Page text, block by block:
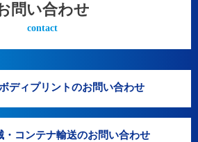
問い合わせ
contact
ディプリントのお問い合わせ
・コンテナ輸送のお問い合わせ